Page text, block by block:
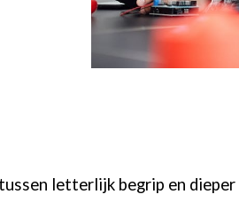
letterlijk begrip en dieper